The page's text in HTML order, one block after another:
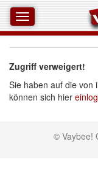
Zugriff verweigert!
Sie haben auf die von
können sich hier
© Vaybee!